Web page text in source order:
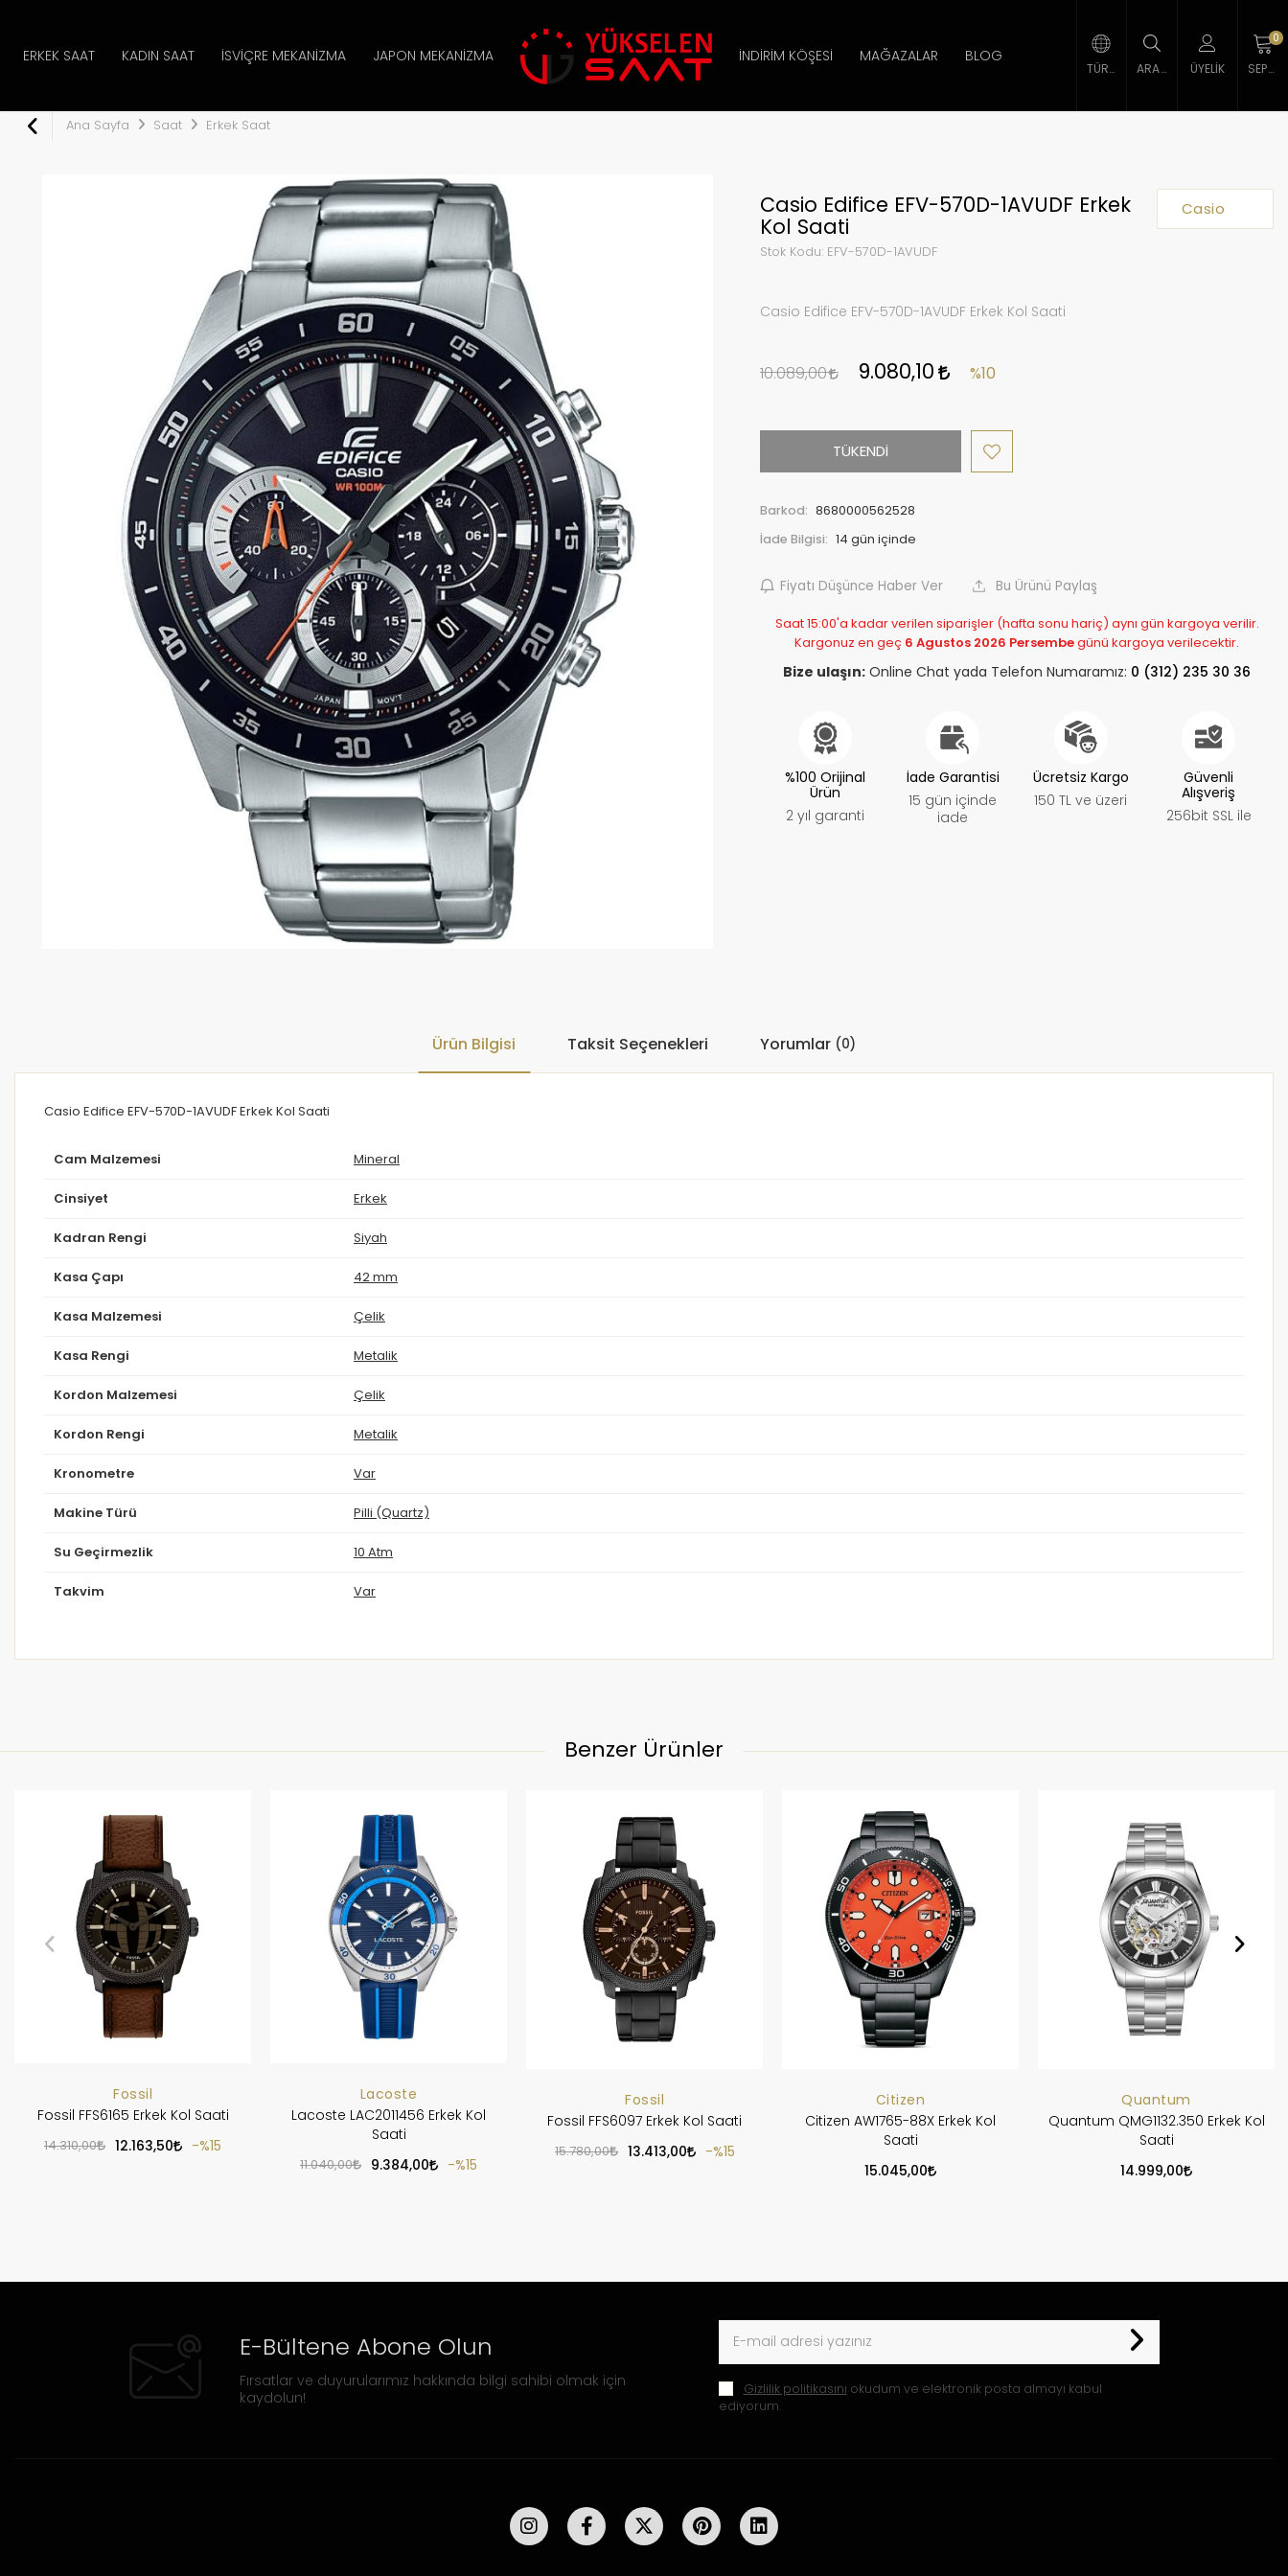
ERKEK SAAT KADIN SAAT İSVIÇRE MEKANIZMA JAPON MEKANIZMA İNDIRIM KÖŞESI MAĞAZALAR BLOG
ÜYELIK
0
Ana Sayfa Saat Erkek Saat
Casio
Casio Edifice EFV-570D-1AVUDF Erkek
Kol Saati
Stok Kodu: EFV-570D-1AVUDF
Casio Edifice EFV-570D-1AVUDF Erkek Kol Saati
10.089,00 9.080,10 %10
TÜKENDİ
Barkod: 8680000562528
İade Bilgisi:
Fiyatı Düşünce Haber Ver Bu Ürünü Paylaş
Saat 15:00'a kadar verilen siparişler (hafta sonu hariç) aynı gün kargoya verilir.
Kargonuz en geç 6 Agustos 2026 Persembe günü kargoya verilecektir.
Bize ulaşın: Online Chat yada Telefon Numaramız: 0 (312) 235 30 36
%100 Orijinal
Ürün
2 yıl garanti
İade Garantisi
15 gün içinde
iade
Ücretsiz Kargo
150 TL ve üzeri
Güvenli
Alışveriş
256bit SSL ile
Ürün Bilgisi Taksit Seçenekleri Yorumlar (0)
Casio Edifice EFV-570D-1AVUDF Erkek Kol Saati
Cam Malzemesi Mineral
Cinsiyet Erkek
Kadran Rengi Siyah
Kasa Çapı 42 mm
Kasa Malzemesi Çelik
Kasa Rengi Metalik
Kordon Malzemesi Çelik
Kordon Rengi Metalik
Kronometre Var
Makine Türü Pilli (Quartz)
Su Geçirmezlik 10 Atm
Takvim Var
Benzer Ürünler
Fossil
Fossil FFS6165 Erkek Kol Saati
14.310,00 12.163,50 %15
Lacoste
Lacoste LAC2011456 Erkek Kol
Saati
11.040,00 9.384,00 %15
Fossil
Fossil FFS6097 Erkek Kol Saati
15.780,00 13.413,00 %15
Citizen
Citizen AW1765-88X Erkek Kol
Saati
15.045,00
Quantum
Quantum QMG1132.350 Erkek Kol
Saati
14.999,00
E-Bültene Abone Olun
Fırsatlar ve duyurularımız hakkında bilgi sahibi olmak için
kaydolun!
Gizlilik politikasını okudum ve elektronik posta almayı kabul
ediyorum.